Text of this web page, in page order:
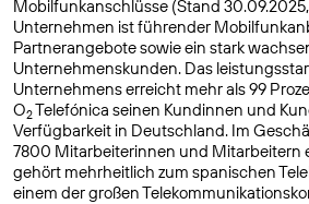
Mobilfunkanschlüsse (Stand
Unternehmen ist führender
Partnerangebote sowie ein stark
Unternehmenskunden. Das
Unternehmens erreicht mehr als 99
O2Telefónica seinen Kundinnen und
Verfügbarkeit in Deutschland. Im
7800 Mitarbeiterinnen und Mitarbeitern
gehört mehrheitlich zum spanischen
einem der großen